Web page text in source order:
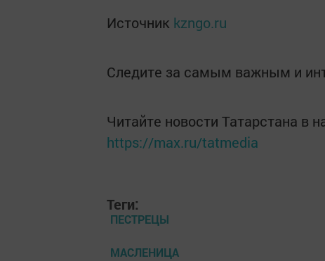
Источник kzngo.ru
Следите за самым важным и
Читайте новости Татарстана в
https://max.ru/tatmedia
Теги:
ПЕСТРЕЦЫ
МАСЛЕНИЦА